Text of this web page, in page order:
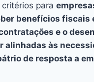
para
benefícios fiscais
e o
alinhadas às
de resposta a